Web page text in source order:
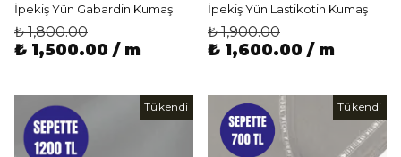
İpekiş Yün Gabardin Kumaş
₺ 1,800.00
₺ 1,500.00 / m
İpekiş Yün Lastikotin Kumaş
₺ 1,900.00
₺ 1,600.00 / m
Tükendi Tükendi